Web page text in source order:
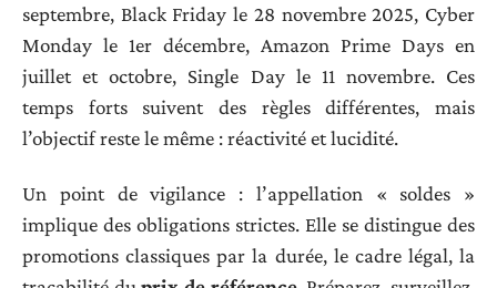
septembre, Black Friday le 28 novembre 2025, Cyber
Monday le 1er décembre, Amazon Prime Days en
juillet et octobre, Single Day le 11 novembre. Ces
temps forts suivent des règles différentes, mais
l’objectif reste le même : réactivité et lucidité.
Un point de vigilance : l’appellation « soldes »
implique des obligations strictes. Elle se distingue des
promotions classiques par la durée, le cadre légal, la